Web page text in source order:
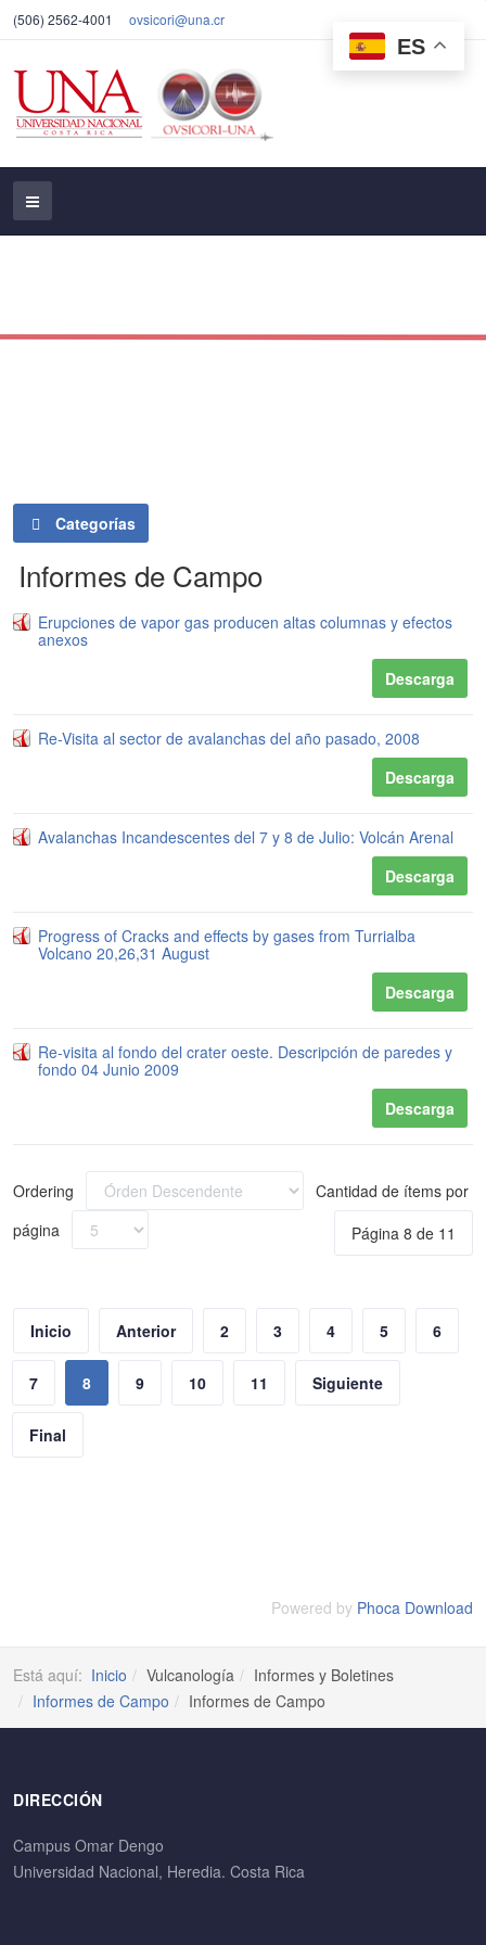
(506) 2562-4001 ovsicori@una.cr
ES
Categorías
Informes de Campo
Erupciones de vapor gas producen altas columnas y efectos
anexos
Descarga
Re-Visita al sector de avalanchas del año pasado, 2008
Descarga
Avalanchas Incandescentes del 7 y 8 de Julio: Volcán Arenal
Descarga
Progress of Cracks and effects by gases from Turrialba
Volcano 20,26,31 August
Descarga
Re-visita al fondo del crater oeste. Descripción de paredes y
fondo 04 Junio 2009
Descarga
Ordering
Cantidad de ítems por
página
Página 8 de 11
Inicio Anterior 2 3 4 5 6
7 8 9 10 11 Siguiente
Final
Powered by Phoca Download
Está aquí: Inicio Vulcanología
Informes y Boletines
Informes de Campo
Informes de Campo
DIRECCIÓN
Campus Omar Dengo
Universidad Nacional, Heredia. Costa Rica